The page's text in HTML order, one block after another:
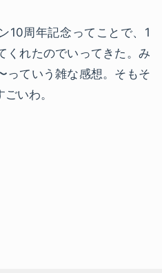
10周年記念ってことで、1
くれたのでいってきた。み
っていう雑な感想。そもそ
いわ。